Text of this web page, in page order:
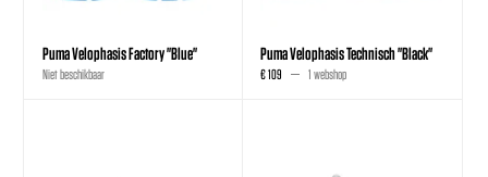
Puma Velophasis Factory "Blue"
Niet beschikbaar
Puma Velophasis Technisch "Black"
€ 109 1 webshop